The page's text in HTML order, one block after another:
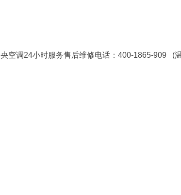
空调24小时服务售后维修电话：400-1865-909 (